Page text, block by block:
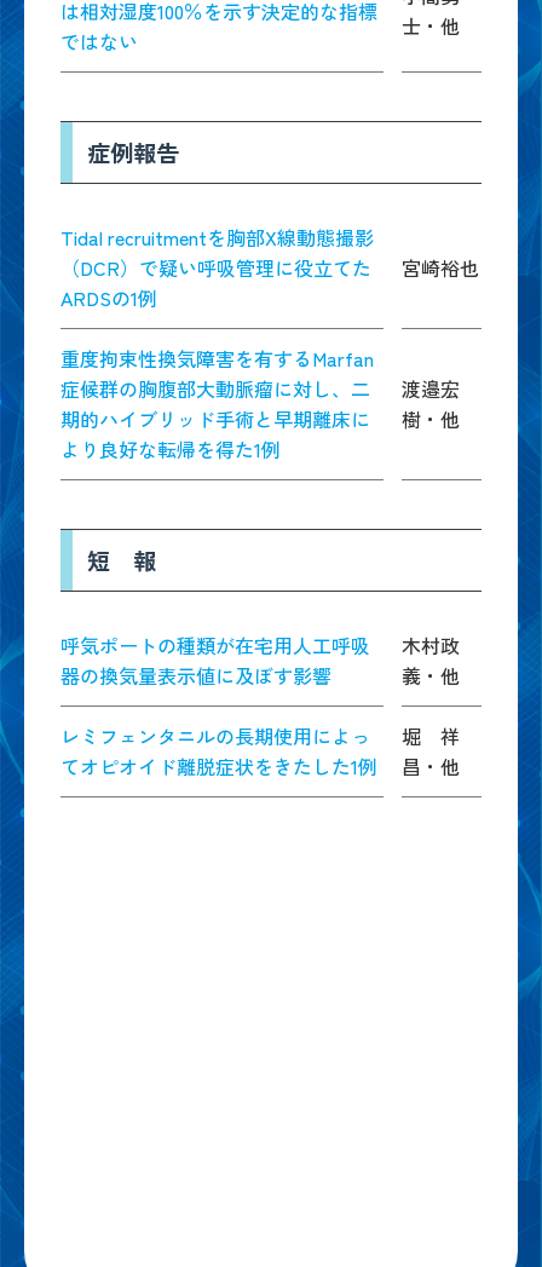
は相対湿度100％を示す決定的な指標
ではない
士・他
症例報告
Tidal recruitmentを胸部X線動態撮影
（DCR）で疑い呼吸管理に役立てた
ARDSの1例
宮崎裕也
重度拘束性換気障害を有するMarfan
症候群の胸腹部大動脈瘤に対し、二
期的ハイブリッド手術と早期離床に
より良好な転帰を得た1例
渡邉宏
樹・他
短 報
呼気ポートの種類が在宅用人工呼吸
器の換気量表示値に及ぼす影響
木村政
義・他
レミフェンタニルの長期使用によっ
てオピオイド離脱症状をきたした1例
堀 祥
昌・他